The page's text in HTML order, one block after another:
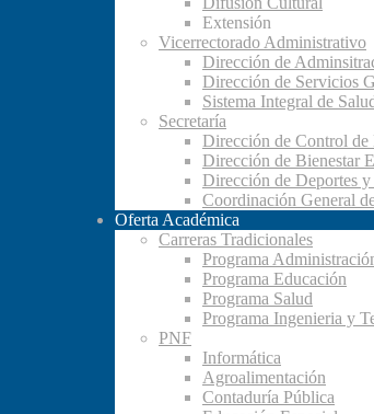
Extensión
Vicerrectorado Administrativo
Dirección de
Dirección de Servicios
Sistema Integral de
Secretaría
Dirección de Control de
Dirección de Bienestar
Dirección de Deportes y
Coordinación General
Oferta Académica
Carreras Tradicionales
Programa
Programa Educación
Programa Salud
Programa Ingenieria y
PNF
Informática
Agroalimentación
Contaduría Pública